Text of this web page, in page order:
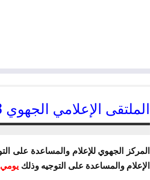
الملتقى الإعلامي الجهوي 13 لفائدة تلاميذ الباكلوريا بوجدة 2016
الإعلام والمساعدة على التوجيه وذلك يومي 31 مارس و 1 ابريل 2016